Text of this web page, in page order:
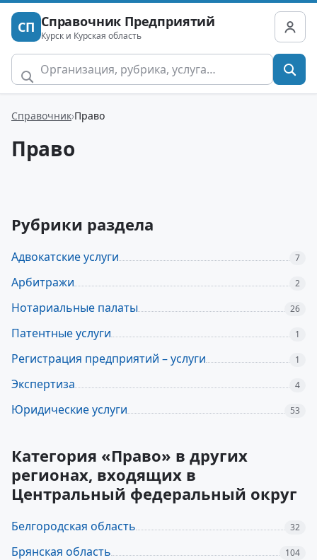
СП Справочник Предприятий
Курск и Курская область
Справочник Право
Право
Рубрики раздела
Адвокатские услуги 7
Арбитражи 2
Нотариальные палаты 26
Патентные услуги 1
Регистрация предприятий – услуги 1
Экспертиза 4
Юридические услуги 53
Категория «Право» в других
регионах, входящих в
Центральный федеральный округ
Белгородская область 32
Брянская область 104